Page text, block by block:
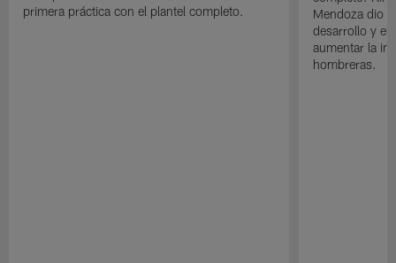
primera práctica con el plantel completo.
Mendoza dio
desarrollo y el
aumentar la
hombreras.